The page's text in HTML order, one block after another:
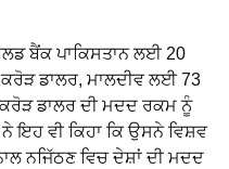
ਬੈਂਕ ਪਾਕਿਸਤਾਨ ਲਈ 20
ਡਾਲਰ, ਮਾਲਦੀਵ ਲਈ 73
ਡਾਲਰ ਦੀ ਮਦਦ ਰਕਮ ਨੂੰ
ਇਹ ਵੀ ਕਿਹਾ ਕਿ ਉਸਨੇ ਵਿਸ਼ਵ
ਨਜਿੱਠਣ ਵਿਚ ਦੇਸ਼ਾਂ ਦੀ ਮਦਦ